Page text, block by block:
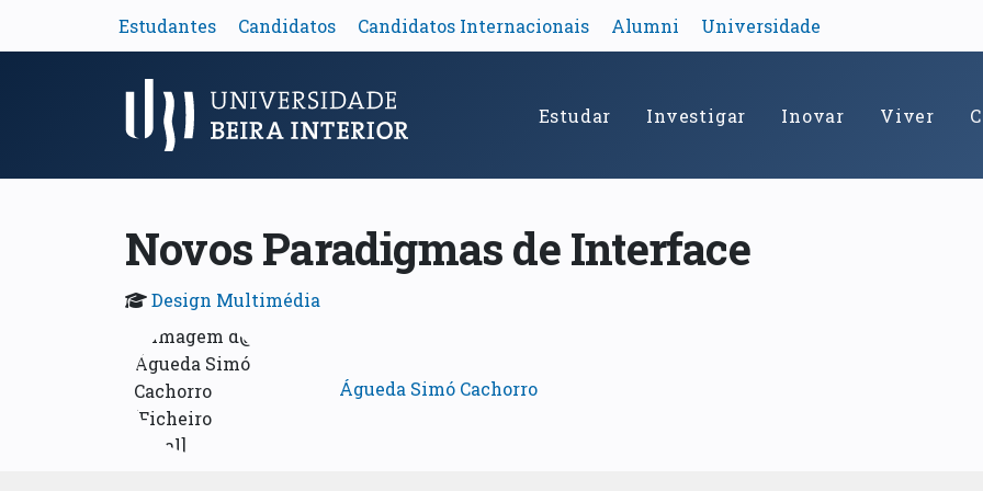
Estudantes Candidatos Candidatos Internacionais Alumni Universidade
Menu Principal Estudar Investigar Inovar Viver
Novos Paradigmas de Interface
Design Multimédia
Águeda Simó Cachorro